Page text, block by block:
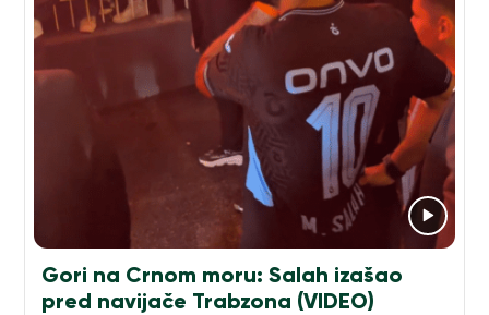
Gori na Crnom moru: Salah izašao
pred navijače Trabzona (VIDEO)